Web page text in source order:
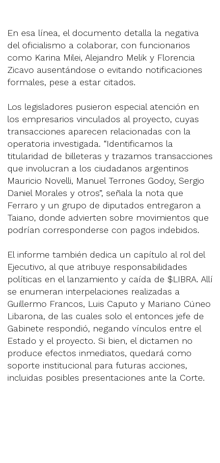
En esa línea, el documento detalla la negativa
del oficialismo a colaborar, con funcionarios
como Karina Milei, Alejandro Melik y Florencia
Zicavo ausentándose o evitando notificaciones
formales, pese a estar citados.
Los legisladores pusieron especial atención en
los empresarios vinculados al proyecto, cuyas
transacciones aparecen relacionadas con la
operatoria investigada. “Identificamos la
titularidad de billeteras y trazamos transacciones
que involucran a los ciudadanos argentinos
Mauricio Novelli, Manuel Terrones Godoy, Sergio
Daniel Morales y otros”, señala la nota que
Ferraro y un grupo de diputados entregaron a
Taiano, donde advierten sobre movimientos que
podrían corresponderse con pagos indebidos.
El informe también dedica un capítulo al rol del
Ejecutivo, al que atribuye responsabilidades
políticas en el lanzamiento y caída de $LIBRA. Allí
se enumeran interpelaciones realizadas a
Guillermo Francos, Luis Caputo y Mariano Cúneo
Libarona, de las cuales solo el entonces jefe de
Gabinete respondió, negando vínculos entre el
Estado y el proyecto. Si bien, el dictamen no
produce efectos inmediatos, quedará como
soporte institucional para futuras acciones,
incluidas posibles presentaciones ante la Corte.